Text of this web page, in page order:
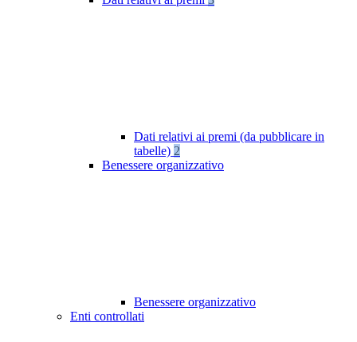
Dati relativi ai premi (da pubblicare in
tabelle) 2
Benessere organizzativo
Benessere organizzativo
Enti controllati